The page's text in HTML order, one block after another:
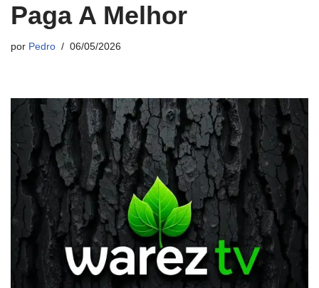
Paga A Melhor
por Pedro 06/05/2026